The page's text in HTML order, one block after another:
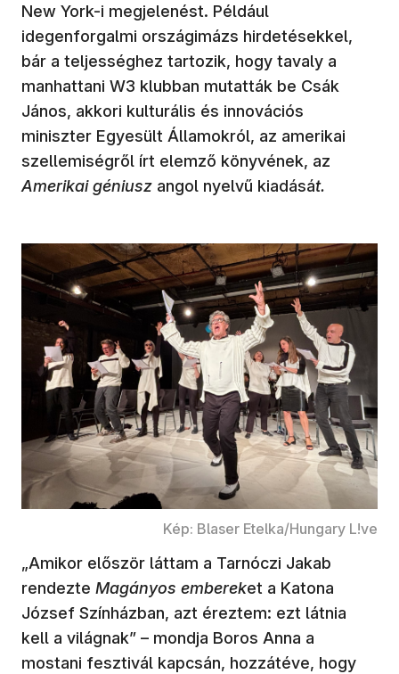
New York-i megjelenést. Például
idegenforgalmi országimázs hirdetésekkel,
bár a teljességhez tartozik, hogy tavaly a
manhattani W3 klubban mutatták be Csák
János, akkori kulturális és innovációs
miniszter Egyesült Államokról, az amerikai
szellemiségről írt elemző könyvének, az
Amerikai géniusz angol nyelvű kiadását.
Kép: Blaser Etelka/Hungary L!ve
„Amikor először láttam a Tarnóczi Jakab
rendezte Magányos embereket a Katona
József Színházban, azt éreztem: ezt látnia
kell a világnak” – mondja Boros Anna a
mostani fesztivál kapcsán, hozzátéve, hogy